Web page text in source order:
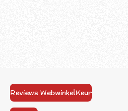
Reviews WebwinkelKeur